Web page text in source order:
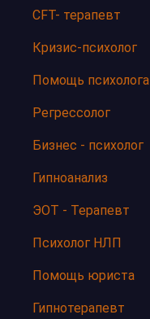
CFT- терапевт
Кризис-психолог
Помощь психолога
Регрессолог
Бизнес - психолог
Гипноанализ
ЭОТ - Терапевт
Психолог НЛП
Помощь юриста
Гипнотерапевт